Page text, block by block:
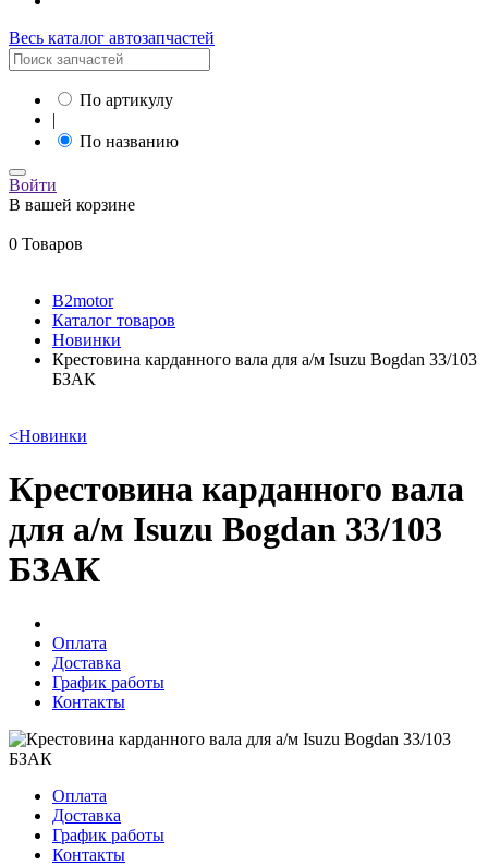
Весь каталог автозапчастей
По артикулу
|
По названию
Войти
В вашей корзине
0 Товаров
B2motor
Каталог товаров
Новинки
Крестовина карданного вала для а/м Isuzu Bogdan 33/103
БЗАК
<Новинки
Крестовина карданного вала
для а/м Isuzu Bogdan 33/103
БЗАК
Оплата
Доставка
График работы
Контакты
Оплата
Доставка
График работы
Контакты